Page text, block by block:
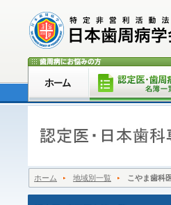
ホーム 地域別一覧 こやま歯科